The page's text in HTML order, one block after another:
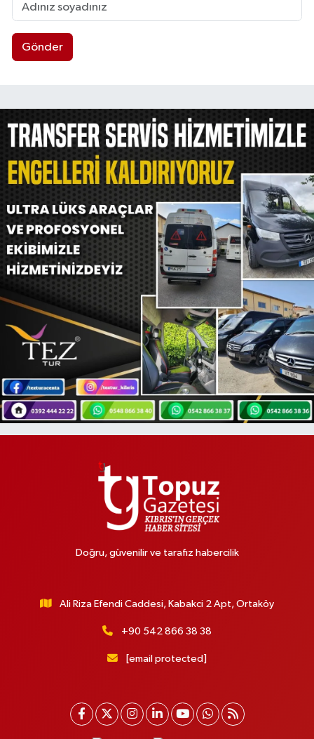
Gönder
Doğru, güvenilir ve tarafız habercilik
Ali Riza Efendi Caddesi, Kabakci 2 Apt, Ortaköy
+90 542 866 38 38
[email protected]